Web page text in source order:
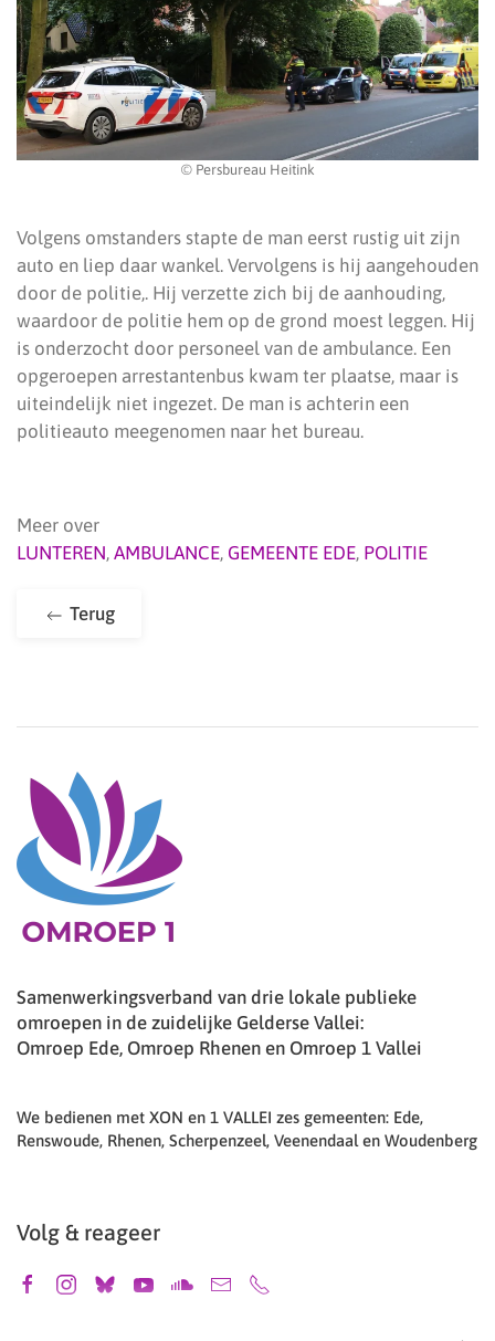
© Persbureau Heitink
Volgens omstanders stapte de man eerst rustig uit zijn
auto en liep daar wankel. Vervolgens is hij aangehouden
door de politie,. Hij verzette zich bij de aanhouding,
waardoor de politie hem op de grond moest leggen. Hij
is onderzocht door personeel van de ambulance. Een
opgeroepen arrestantenbus kwam ter plaatse, maar is
uiteindelijk niet ingezet. De man is achterin een
politieauto meegenomen naar het bureau.
Meer over
LUNTEREN, AMBULANCE, GEMEENTE EDE, POLITIE
Terug
Samenwerkingsverband van drie lokale publieke
omroepen in de zuidelijke Gelderse Vallei:
Omroep Ede, Omroep Rhenen en Omroep 1 Vallei
We bedienen met XON en 1 VALLEI zes gemeenten: Ede,
Renswoude, Rhenen, Scherpenzeel, Veenendaal en Woudenberg
Volg & reageer